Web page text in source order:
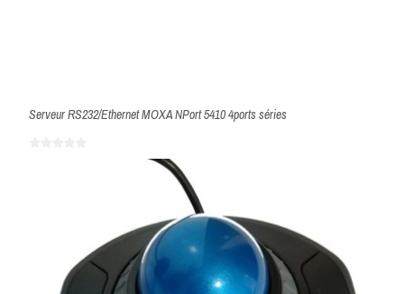
Serveur RS232/Ethernet MOXA NPort 5410 4ports séries